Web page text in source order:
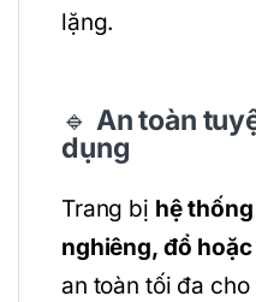
lặng.
🔹 An toàn
dụng
Trang bị hệ
nghiêng, đổ
an toàn tối đa